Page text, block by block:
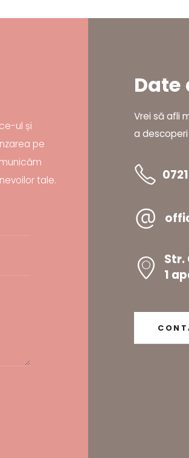
ul și
pe
tale.
Date
Vrei să afli
a
Str.
1